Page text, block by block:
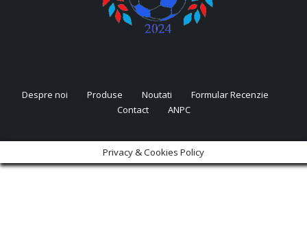
Despre noi Produse Noutati
Formular Recenzie
Contact
ANPC
Privacy & Cookies Policy